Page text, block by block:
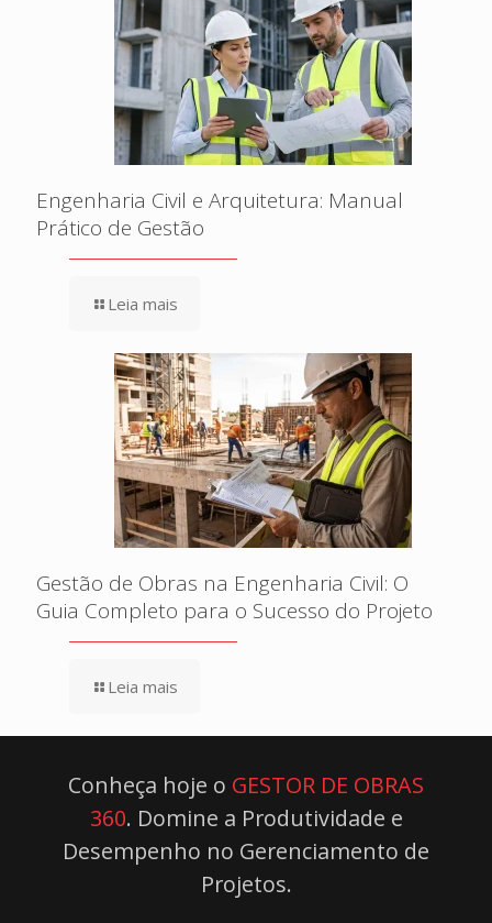
Engenharia Civil e Arquitetura: Manual
Prático de Gestão
Leia mais
Gestão de Obras na Engenharia Civil: O
Guia Completo para o Sucesso do Projeto
Leia mais
Conheça hoje o GESTOR DE OBRAS
360. Domine a Produtividade e
Desempenho no Gerenciamento de
Projetos.